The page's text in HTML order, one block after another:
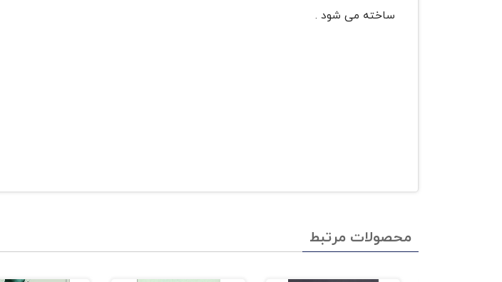
ساخته می شود .
محصولات مرتبط